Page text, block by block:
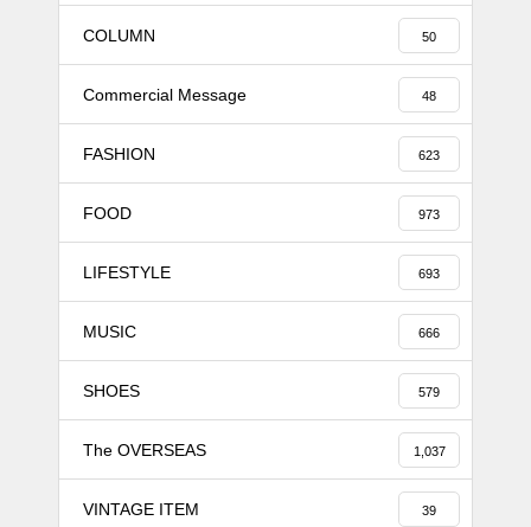
COLUMN 50
Commercial Message 48
FASHION 623
FOOD 973
LIFESTYLE 693
MUSIC 666
SHOES 579
The OVERSEAS 1,037
VINTAGE ITEM 39